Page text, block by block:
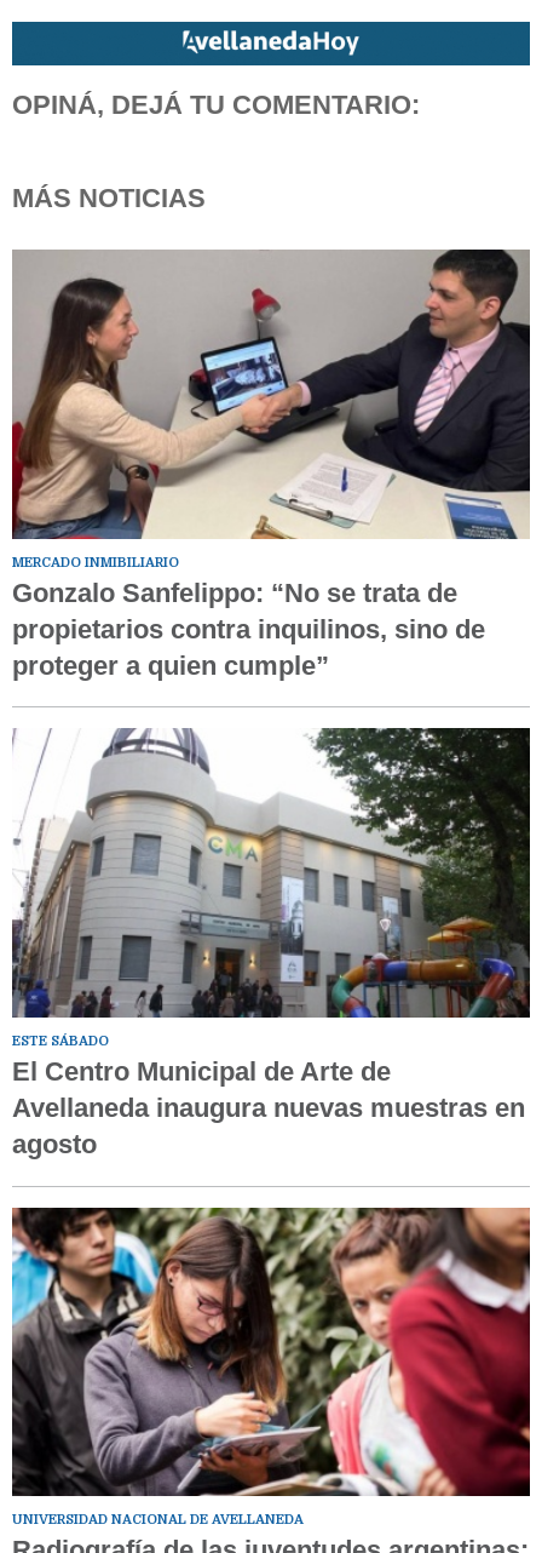
OPINÁ, DEJÁ TU COMENTARIO:
MÁS NOTICIAS
MERCADO INMIBILIARIO
Gonzalo Sanfelippo: “No se trata de
propietarios contra inquilinos, sino de
proteger a quien cumple”
ESTE SÁBADO
El Centro Municipal de Arte de
Avellaneda inaugura nuevas muestras en
agosto
UNIVERSIDAD NACIONAL DE AVELLANEDA